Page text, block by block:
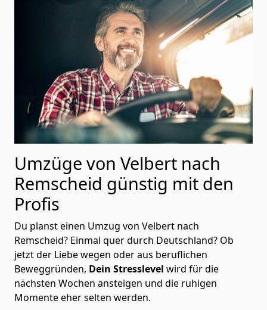
Umzüge von Velbert nach
Remscheid günstig mit den
Profis
Du planst einen Umzug von Velbert nach
Remscheid? Einmal quer durch Deutschland? Ob
jetzt der Liebe wegen oder aus beruflichen
Beweggründen, Dein Stresslevel wird für die
nächsten Wochen ansteigen und die ruhigen
Momente eher selten werden.